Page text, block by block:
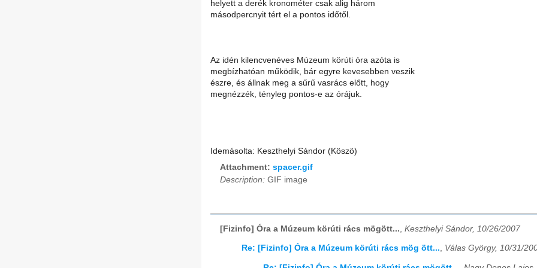
helyett a derék kronométer csak alig három
másodpercnyit tért el a pontos időtől.
Az idén kilencvenéves Múzeum körúti óra azóta is
megbízhatóan működik, bár egyre kevesebben veszik
észre, és állnak meg a sűrű vasrács előtt, hogy
megnézzék, tényleg pontos-e az órájuk.
Idemásolta: Keszthelyi Sándor (Köszö)
Attachment: spacer.gif
Description: GIF image
[Fizinfo] Óra a Múzeum körúti rács mögött... Keszthelyi Sándor, 10/26/2007
Re: [Fizinfo] Óra a Múzeum körúti rács mög ött..., Válas György, 10/31/